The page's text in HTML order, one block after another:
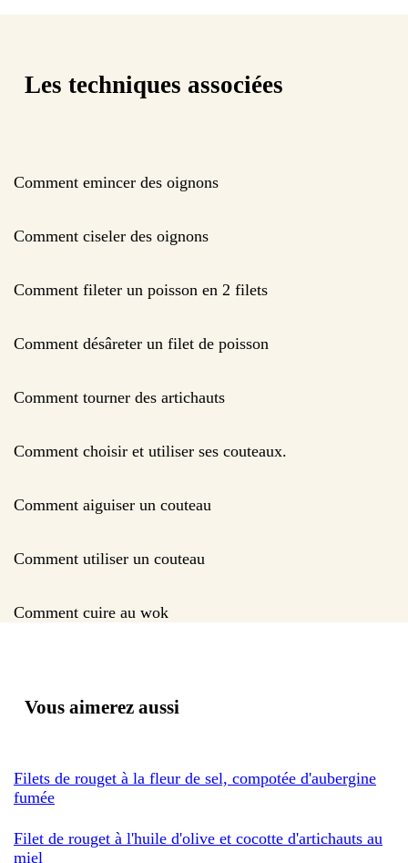
Les techniques associées
Comment emincer des oignons
Comment ciseler des oignons
Comment fileter un poisson en 2 filets
Comment désâreter un filet de poisson
Comment tourner des artichauts
Comment choisir et utiliser ses couteaux.
Comment aiguiser un couteau
Comment utiliser un couteau
Comment cuire au wok
Vous aimerez aussi
Filets de rouget à la fleur de sel, compotée d'aubergine
fumée
Filet de rouget à l'huile d'olive et cocotte d'artichauts au
miel